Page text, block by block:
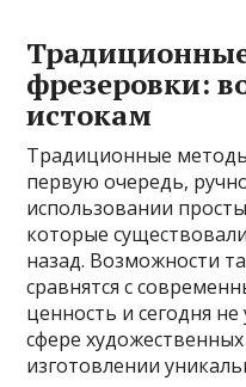
фрезеровки:
истокам
Традиционные
первую очередь,
использовании
которые
назад. Возможности
сравнятся с
ценность и сегодня
сфере
изготовлении